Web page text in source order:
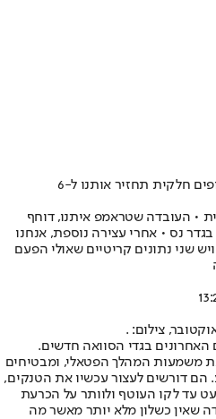
במלוא המובן: הסיבה שעסקת חטופים חלקית תחזיר אותנו ל-6
• העובדה שטראמפ איתנו, דוחף
נס • אחרי עצירה נוספת, אנחנו
שני נתונים קריטיים שאולי הפעם
בגדי הסוואה חדשים.
משמעות המהלך הפטאלי, ומבטיחים
הם דורשים לעצור עכשיו את הטנקים,
עד לקו העוטף ולוותר על הכרעת
שאין כשלון מלא יותר מאשר מה